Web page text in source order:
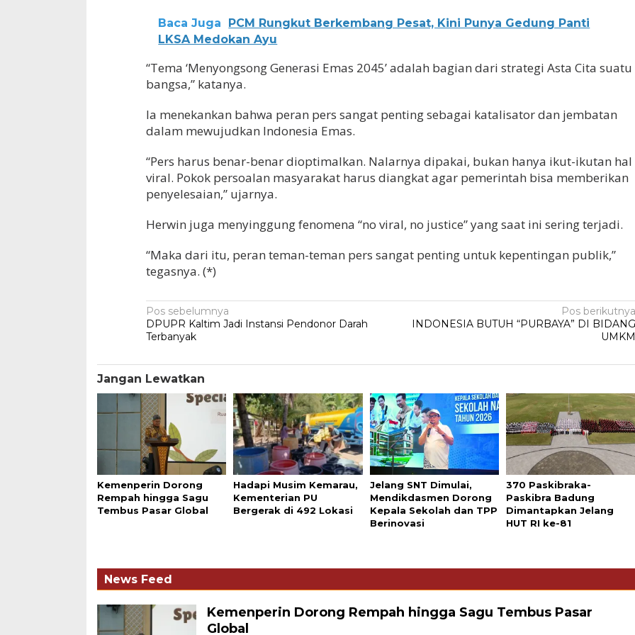
Baca Juga
PCM Rungkut Berkembang Pesat, Kini Punya Gedung Panti
LKSA Medokan Ayu
“Tema ‘Menyongsong Generasi Emas 2045’ adalah bagian dari strategi Asta Cita suatu
bangsa,” katanya.
Ia menekankan bahwa peran pers sangat penting sebagai katalisator dan jembatan
dalam mewujudkan Indonesia Emas.
“Pers harus benar-benar dioptimalkan. Nalarnya dipakai, bukan hanya ikut-ikutan hal
viral. Pokok persoalan masyarakat harus diangkat agar pemerintah bisa memberikan
penyelesaian,” ujarnya.
Herwin juga menyinggung fenomena “no viral, no justice” yang saat ini sering terjadi.
“Maka dari itu, peran teman-teman pers sangat penting untuk kepentingan publik,”
tegasnya. (*)
Navigasi
pos
Pos sebelumnya
DPUPR Kaltim Jadi Instansi Pendonor Darah
Terbanyak
Pos berikutnya
INDONESIA BUTUH “PURBAYA” DI BIDANG
UMKM
Jangan Lewatkan
Kemenperin Dorong
Rempah hingga Sagu
Tembus Pasar Global
Hadapi Musim Kemarau,
Kementerian PU
Bergerak di 492 Lokasi
Jelang SNT Dimulai,
Mendikdasmen Dorong
Kepala Sekolah dan TPP
Berinovasi
370 Paskibraka-
Paskibra Badung
Dimantapkan Jelang
HUT RI ke-81
News Feed
Kemenperin Dorong Rempah hingga Sagu Tembus Pasar
Global